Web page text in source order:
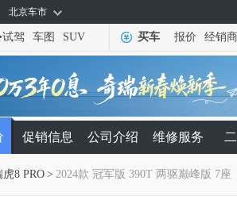
北京车市
试驾 车图 SUV 买车 报价 经销商
促销信息 公司介绍 维修服务
虎8 PRO> 2024款 冠军版 390T 两驱巅峰版 7座